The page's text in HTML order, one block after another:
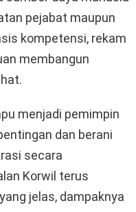
pejabat maupun
kompetensi, rekam
membangun
menjadi pemimpin
dan berani
secara
Korwil terus
jelas, dampaknya